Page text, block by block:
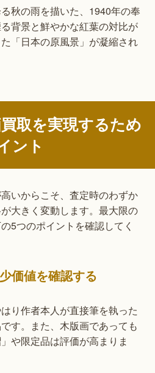
秋の雨を描いた、1940年の奉
背景と鮮やかな紅葉の対比が
「日本の原風景」が凝縮され
取を実現するため
ント
いからこそ、査定時のわずか
大きく変動します。最大限の
5つのポイントを確認してく
価値を確認する
り作者本人が直接筆を執った
す。また、木版画であっても
や限定品は評価が高まりま